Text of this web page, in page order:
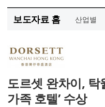
보도자료 홈 산업별
도르셋 완차이, 탁
가족 호텔’ 수상